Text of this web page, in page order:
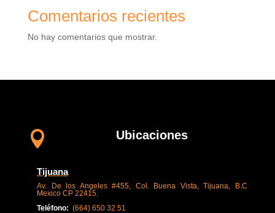
Comentarios recientes
No hay comentarios que mostrar.
 Ubicaciones
Tijuana
Av. De los Angeles #455, Col. Buena Vista, Tijuana, B.C
Mexico CP 22415.
Teléfono: (664) 650 32 51